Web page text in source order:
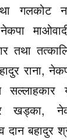
गलकोट
तथा
राना,
सल्लाहकार
खड्का,
बहादुर